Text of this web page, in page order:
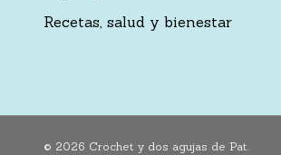
Recetas, salud y bienestar
© 2026 Crochet y dos agujas de Pat.